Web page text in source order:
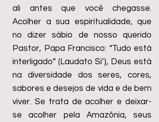
ali antes que você chegasse.
Acolher a sua espiritualidade, que
no dizer sábio de nosso querido
Pastor, Papa Francisco: “Tudo está
interligado” (Laudato Si’), Deus está
na diversidade dos seres, cores,
sabores e desejos de vida e de bem
viver. Se trata de acolher e deixar-
se acolher pela Amazônia, seus